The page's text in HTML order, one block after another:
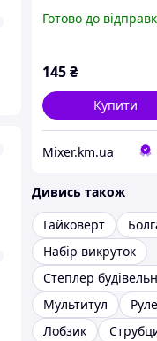
замок SIGMA
Готово до
145₴
Купити
Mixer.km.ua
Дивись також
Гайковерт
Набір викруток
Степлер
Мультитул
Лобзик